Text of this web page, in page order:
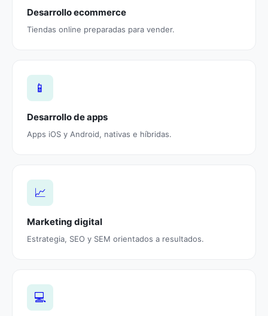
Desarrollo ecommerce
Tiendas online preparadas para vender.
📱
Desarrollo de apps
Apps iOS y Android, nativas e híbridas.
📈
Marketing digital
Estrategia, SEO y SEM orientados a resultados.
💻